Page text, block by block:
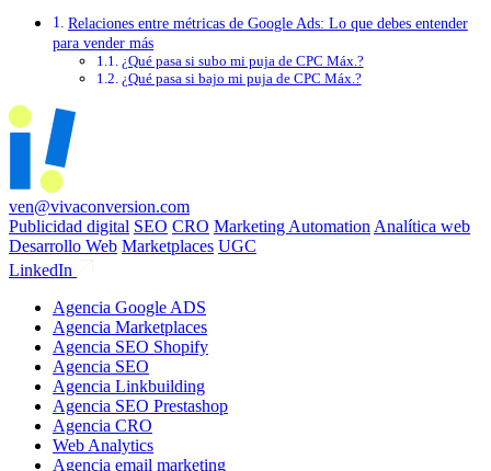
Relaciones entre métricas de Google Ads: Lo que debes entender
para vender más
¿Qué pasa si subo mi puja de CPC Máx.?
¿Qué pasa si bajo mi puja de CPC Máx.?
ven@vivaconversion.com
Publicidad digital SEO CRO Marketing AutomationAnalítica web
Desarrollo Web Marketplaces UGC
LinkedIn
Agencia Google ADS
Agencia Marketplaces
Agencia SEO Shopify
Agencia SEO
Agencia Linkbuilding
Agencia SEO Prestashop
Agencia CRO
Web Analytics
Agencia email marketing